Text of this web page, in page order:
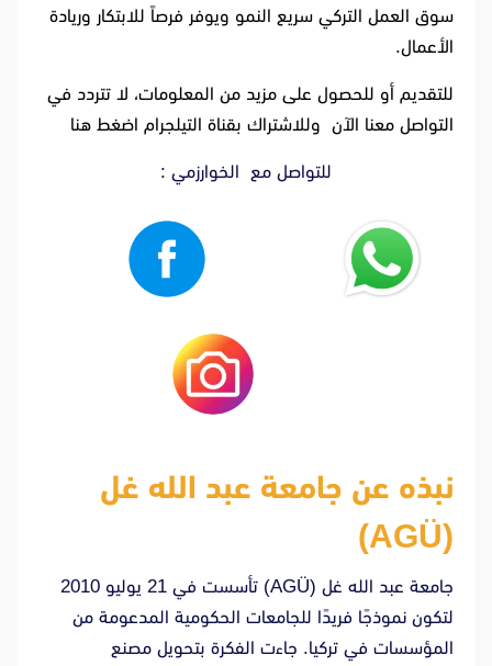
سوق العمل التركي سريع النمو ويوفر فرصاً للابتكار وريادة
الأعمال.
للتقديم أو للحصول على مزيد من المعلومات، لا تتردد في
التواصل معنا الآن وللاشتراك بقناة التيلجرام اضغط هنا
للتواصل مع الخوارزمي :
نبذه عن جامعة عبد الله غل
(AGÜ)
جامعة عبد الله غل (AGÜ) تأسست في 21 يوليو 2010
لتكون نموذجًا فريدًا للجامعات الحكومية المدعومة من
المؤسسات في تركيا. جاءت الفكرة بتحويل مصنع